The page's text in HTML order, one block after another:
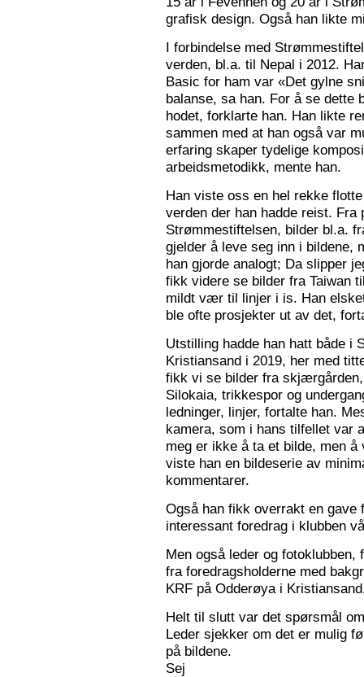
grafisk design. Også han likte
I forbindelse med
verden, bl.a. til Nepal i 2012.
Basic for ham var «Det gylne
balanse, sa han. For å se dette
hodet, forklarte han. Han likte
sammen med at han også var
erfaring skaper tydelige
arbeidsmetodikk, mente han.
Han viste oss en hel rekke
verden der han hadde reist. Fra
Strømmestiftelsen, bilder bl.a.
gjelder å leve seg inn i bildene,
han gjorde analogt; Da slipper
fikk videre se bilder fra Taiwan
mildt vær til linjer i is. Han
ble ofte prosjekter ut av det,
Utstilling hadde han hatt både i
Kristiansand i 2019, her med
fikk vi se bilder fra
Silokaia, trikkespor og
ledninger, linjer, fortalte han.
kamera, som i hans tilfellet var
meg er ikke å ta et bilde, men
viste han en bildeserie av
kommentarer.
Også han fikk overrakt en gave
interessant foredrag i klubben
Men også leder og
fra foredragsholderne med
KRF på Odderøya i
Helt til slutt var det spørsmål
Leder sjekker om det er mulig
på bildene.
Sej